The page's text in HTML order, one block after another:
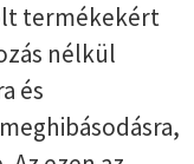
termékekért
nélkül
és